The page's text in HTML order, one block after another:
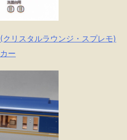
リスタルラウンジ・スプレモ)
ー